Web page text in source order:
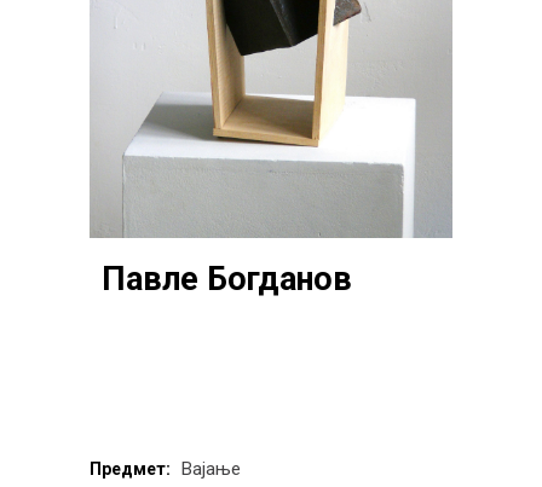
Павле Богданов
Предмет: Вајање